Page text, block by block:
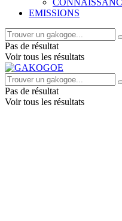
EMISSIONS
Pas de résultat
Voir tous les résultats
Pas de résultat
Voir tous les résultats